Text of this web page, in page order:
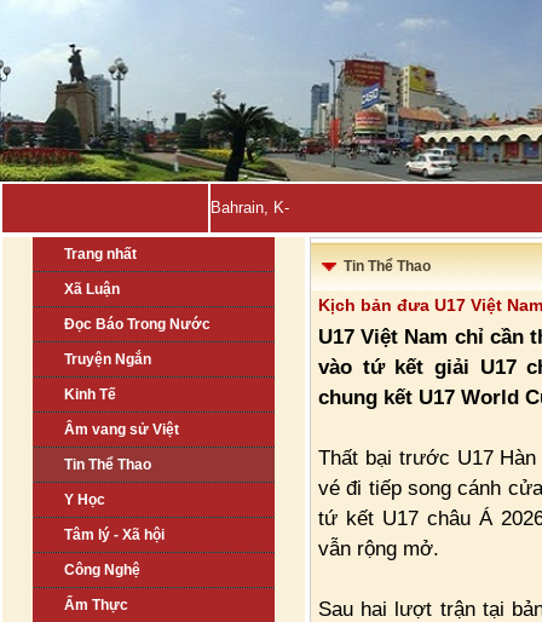
Bahrain, Kuwait tuyên bố đẩy _
Trang nhất
Xã Luận
Đọc Báo Trong Nước
Truyện Ngắn
Kinh Tế
Âm vang sử Việt
Tin Thể Thao
Y Học
Tâm lý - Xã hội
Công Nghệ
Ẩm Thực
Tin Thể Thao
Kịch bản đưa U17 Việt
U17 Việt Nam chỉ cần
vào tứ kết giải U17
chung kết U17 World
Thất bại trước U17
vé đi tiếp song cánh
tứ kết U17 châu Á
vẫn rộng mở.
Sau hai lượt trận tại